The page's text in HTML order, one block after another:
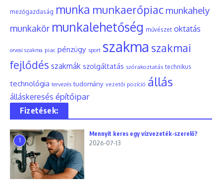
mezőgazdaság munka munkaerőpiac munkahely
munkakör munkalehetőség művészet oktatás
orvosi szakma piac pénzügy sport szakma szakmai
fejlődés szakmák szolgáltatás szórakoztatás technikus
technológia tervezés tudomány vezetői pozíció állás
álláskeresés építőipar
Fizetések:
1
Mennyit keres egy vízvezeték-szerelő?
2026-07-13